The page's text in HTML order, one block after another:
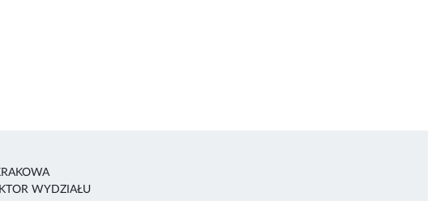
WYDZIAŁU